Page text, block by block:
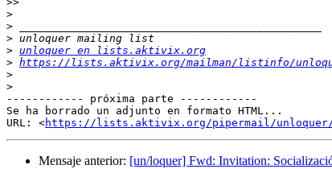
>
>
>
> unloquer en lists.aktivix.org
> https://lists.aktivix.org/mailman/listinfo/
>
>
------------ próxima parte ------------
Se ha borrado un adjunto en formato HTML...
URL: <https://lists.aktivix.org/pipermail/unloquer/
Mensaje anterior: [un/loquer] Fwd: Invitation: